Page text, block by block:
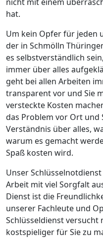
hat.
Um kein Opfer für jeden
der in Schmölln
es selbstverständlich
immer über alles
geht bei allen Arbeiten
transparent vor und Sie
versteckte Kosten
das Problem vor Ort und
Verständnis über alles,
warum es gemacht
Spaß kosten wird.
Unser
Arbeit mit viel Sorgfalt
Dienst ist die
unserer Fachleute und
Schlüsseldienst
kostspieliger für Sie zu